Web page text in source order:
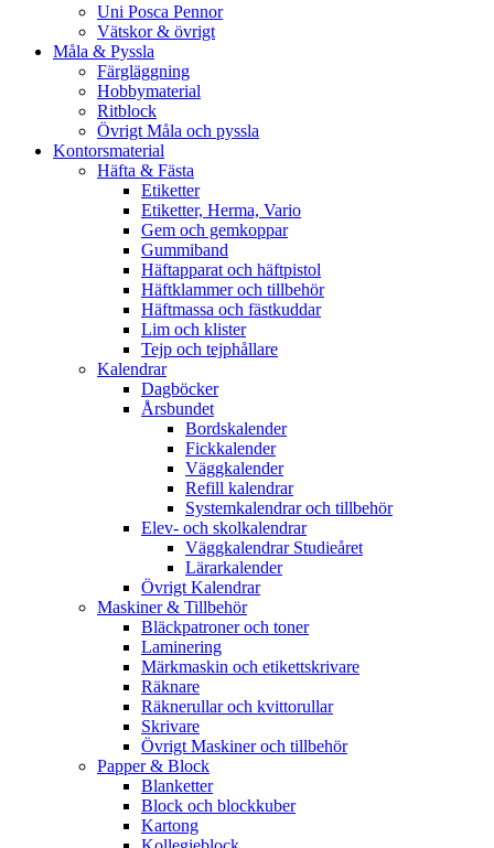
Uni Posca Pennor
Vätskor & övrigt
Måla & Pyssla
Färgläggning
Hobbymaterial
Ritblock
Övrigt Måla och pyssla
Kontorsmaterial
Häfta & Fästa
Etiketter
Etiketter, Herma, Vario
Gem och gemkoppar
Gummiband
Häftapparat och häftpistol
Häftklammer och tillbehör
Häftmassa och fästkuddar
Lim och klister
Tejp och tejphållare
Kalendrar
Dagböcker
Årsbundet
Bordskalender
Fickkalender
Väggkalender
Refill kalendrar
Systemkalendrar och tillbehör
Elev- och skolkalendrar
Väggkalendrar Studieåret
Lärarkalender
Övrigt Kalendrar
Maskiner & Tillbehör
Bläckpatroner och toner
Laminering
Märkmaskin och etikettskrivare
Räknare
Räknerullar och kvittorullar
Skrivare
Övrigt Maskiner och tillbehör
Papper & Block
Blanketter
Block och blockkuber
Kartong